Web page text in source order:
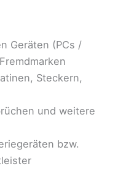
Geräten (PCs /
Steckern,
und weitere
bzw.